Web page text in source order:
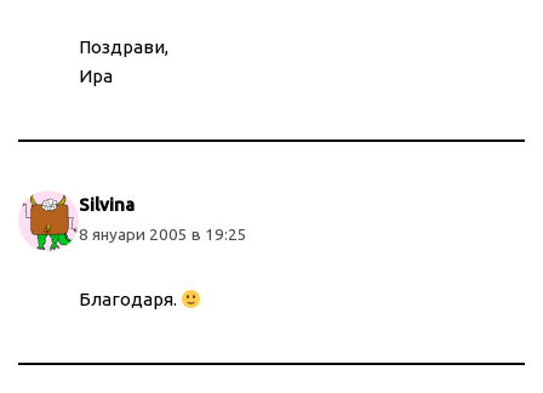
Поздрави,
Ира
Silvina
8 януари 2005 в 19:25
Благодаря.